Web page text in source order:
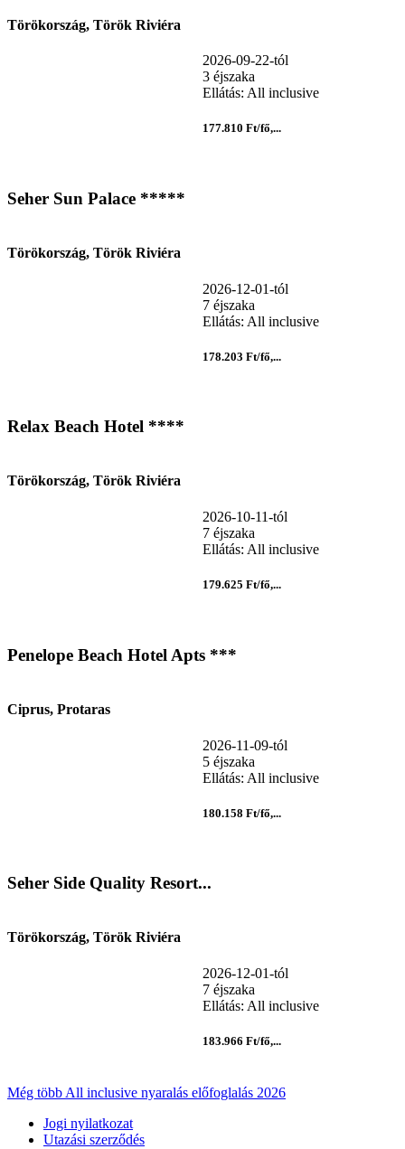
Törökország, Török Riviéra
2026-09-22-tól
3 éjszaka
Ellátás: All inclusive
177.810 Ft/fő,...
Seher Sun Palace *****
Törökország, Török Riviéra
2026-12-01-tól
7 éjszaka
Ellátás: All inclusive
178.203 Ft/fő,...
Relax Beach Hotel ****
Törökország, Török Riviéra
2026-10-11-tól
7 éjszaka
Ellátás: All inclusive
179.625 Ft/fő,...
Penelope Beach Hotel Apts ***
Ciprus, Protaras
2026-11-09-tól
5 éjszaka
Ellátás: All inclusive
180.158 Ft/fő,...
Seher Side Quality Resort...
Törökország, Török Riviéra
2026-12-01-tól
7 éjszaka
Ellátás: All inclusive
183.966 Ft/fő,...
Még több All inclusive nyaralás előfoglalás 2026
Jogi nyilatkozat
Utazási szerződés